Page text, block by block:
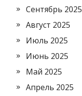
Сентябрь 2025
Август 2025
Июль 2025
Июнь 2025
Май 2025
Апрель 2025